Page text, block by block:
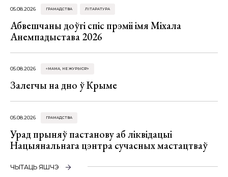
05.08.2026 ГРАМАДСТВА ЛІТАРАТУРА
Абвешчаны доўгі спіс прэміі імя Міхала
Анемпадыстава 2026
05.08.2026 «МАМА, НЕ ЖУРЫСЯ!»
Залегчы на дно ў Крыме
05.08.2026 ГРАМАДСТВА
Урад прыняў пастанову аб ліквідацыі
Нацыянальнага цэнтра сучасных мастацтваў
ЧЫТАЦЬ ЯШЧЭ